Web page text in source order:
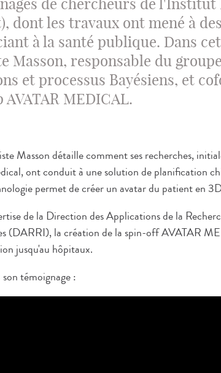
de chercheurs de l'Institut
dont les travaux ont mené à
à la santé publique. Dans
Masson, responsable du
et processus Bayésiens, et
MEDICAL.
Masson détaille comment ses recherches,
ont conduit à une solution de planification
permet de créer un avatar du patient en
de la Direction des Applications de la
(DARRI), la création de la spin-off AVATAR
jusqu'au hôpitaux.
témoignage :